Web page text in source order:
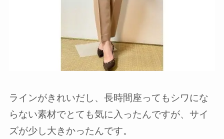
ラインがきれいだし、長時間座ってもシワにな
らない素材でとても気に入ったんですが、サイ
ズが少し大きかったんです。